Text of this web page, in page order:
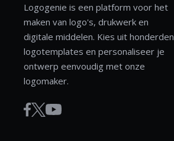
Logogenie is een platform voor het
maken van logo's, drukwerk en
digitale middelen. Kies uit honderden
logotemplates en personaliseer je
ontwerp eenvoudig met onze
logomaker.